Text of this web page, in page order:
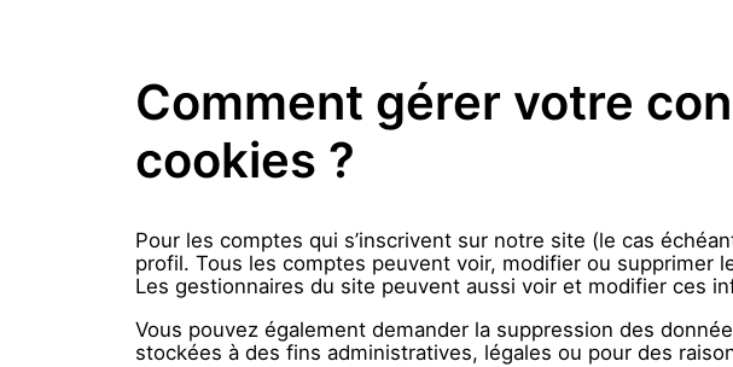
Comment gérer votre
cookies ?
Pour les comptes qui s’inscrivent sur notre site (le cas
profil. Tous les comptes peuvent voir, modifier ou supprimer
Les gestionnaires du site peuvent aussi voir et modifier ces
Vous pouvez également demander la suppression des
stockées à des fins administratives, légales ou pour des